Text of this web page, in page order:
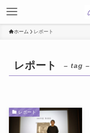
ホーム レポート
レポート – tag –
レポート